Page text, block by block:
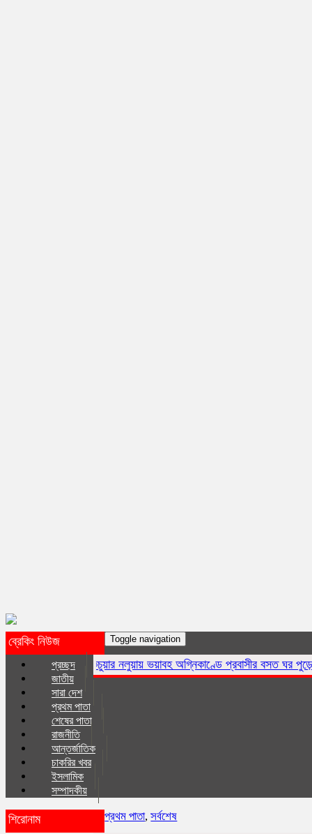
ব্রেকিং নিউজ
কচুয়ার নলুয়ায় ভয়াবহ অগ্নিকাণ্ডে প্রবাসীর বসত ঘর পুড়ে ছাই,ক্ষয়ক্ষতি ১৫
Toggle navigation
প্রচ্ছদ
জাতীয়
সারা দেশ
প্রথম পাতা
শেষের পাতা
রাজনীতি
আন্তর্জাতিক
চাকরির খবর
ইসলা‌মিক
সম্পাদকীয়
শিরোনাম
প্রথম পাতা,সর্বশেষ